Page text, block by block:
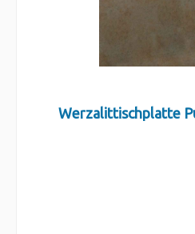
Werzalittischplatte